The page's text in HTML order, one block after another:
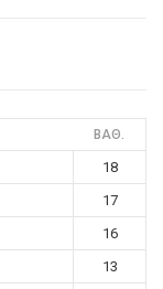
ΒΑΘ.
18
17
16
13